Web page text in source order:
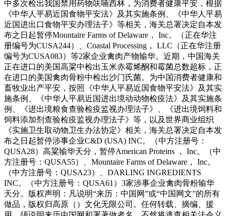
中多次检出我国禁用药物呋喃西林，为消费者健康平安，根据
《中华人平易近国食物平安法》及其实施条例、《中华人平易
近国进出口食物平安办理法子》等相关，海关总署决定自本发
布之日起暂停Mountaire Farms of Delaware， Inc。（正在华注
册编号为CUSA244）、Coastal Processing， LLC（正在华注册
编号为CUSA083）等2家企业禽肉产物输华。近期，中国海关
正在进口的美国高粱中检出玉米赤霉烯酮和霉菌总数超标，正
在进口的美国禽肉骨粉中检出沙门氏菌。为中国消费者健康和
畜牧业出产平安，按照《中华人平易近国食物平安法》及其实
施条例、《中华人平易近国进出境动动物检疫法》及其实施条
例、《进出境粮食查验检疫监视办理法子》、《进出境饲料和
饲料添加剂查验检疫监视办理法子》等，以及世界商业组织
《实施卫生取动物卫生办法协定》相关，海关总署决定自本发
布之日起暂停涉事企业C&D (USA) INC。（中方注册号：
QUSA28）高粱输华天分，暂停American Proteins ， Inc。（中
方注册号：QUSA55）、Mountaire Farms of Delaware， Inc。
（中方注册号：QUSA23）、DARLING INGREDIENTS
INC。（中方注册号：QUSA61）3家涉事企业禽肉骨粉输华
天分。版权声明：凡说明“来历：中国网”或“中国网文”的所有
做品，版权归高原（）文化无限公司。任何转载、摘编、援